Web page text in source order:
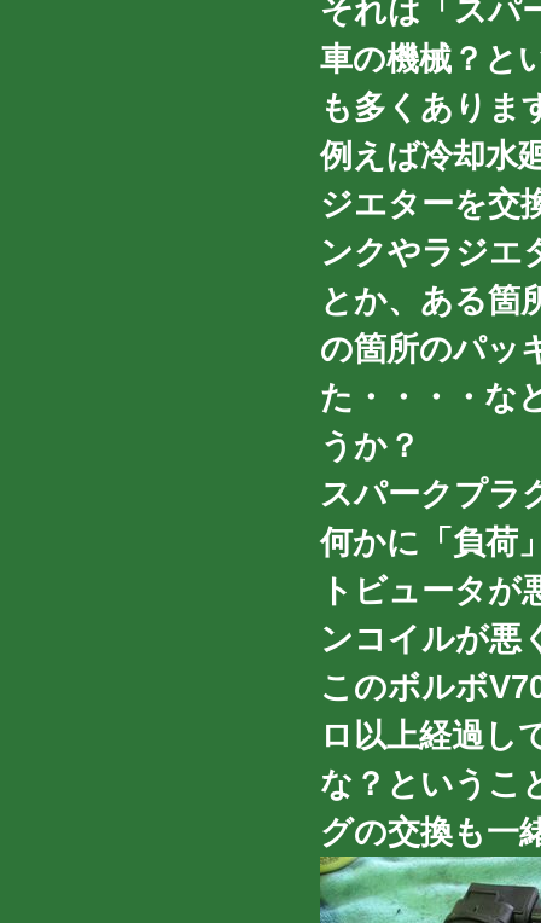
それは「スパ
車の機械？と
も多くありま
例えば冷却水
ジエターを交
ンクやラジエ
とか、ある箇
の箇所のパッ
た・・・・な
うか？
スパークプラ
何かに「負荷
トビュータ
ンコイルが悪
このボルボ
ロ以上経過し
な？というこ
グの交換も一